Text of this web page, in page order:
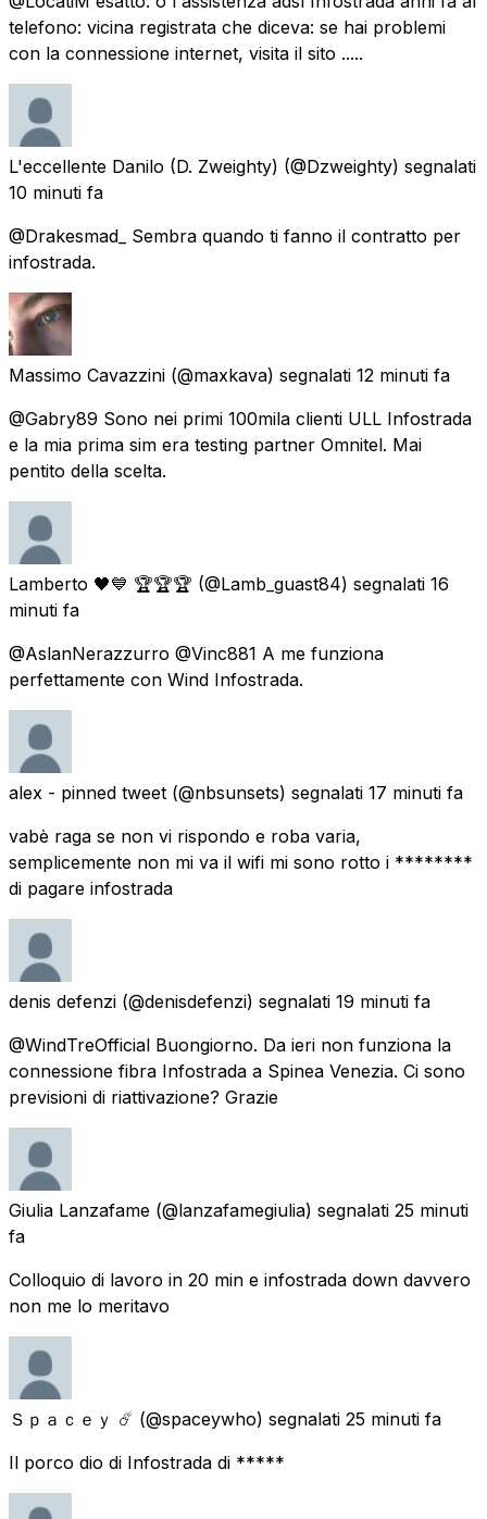
telefono: vicina registrata che diceva: se hai problemi
con la connessione internet, visita il sito .....
L'eccellente Danilo (D. Zweighty) (@Dzweighty) segnalati
10 minuti fa
@Drakesmad_ Sembra quando ti fanno il contratto per
infostrada.
Massimo Cavazzini (@maxkava) segnalati 12 minuti fa
@Gabry89 Sono nei primi 100mila clienti ULL Infostrada
e la mia prima sim era testing partner Omnitel. Mai
pentito della scelta.
Lamberto 🖤💙 🏆🏆🏆 (@Lamb_guast84) segnalati 16
minuti fa
@AslanNerazzurro @Vinc881 A me funziona
perfettamente con Wind Infostrada.
alex - pinned tweet (@nbsunsets) segnalati 17 minuti fa
vabè raga se non vi rispondo e roba varia,
semplicemente non mi va il wifi mi sono rotto i ********
di pagare infostrada
denis defenzi (@denisdefenzi) segnalati 19 minuti fa
@WindTreOfficial Buongiorno. Da ieri non funziona la
connessione fibra Infostrada a Spinea Venezia. Ci sono
previsioni di riattivazione? Grazie
Giulia Lanzafame (@lanzafamegiulia) segnalati 25 minuti
fa
Colloquio di lavoro in 20 min e infostrada down davvero
non me lo meritavo
Ｓｐａｃｅｙ ☄️ (@spaceywho) segnalati 25 minuti fa
Il porco dio di Infostrada di *****